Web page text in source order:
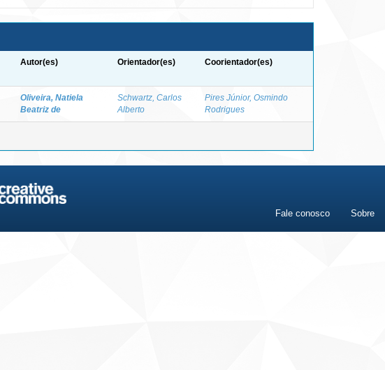
Autor(es) Orientador(es) Coorientador(es)
Oliveira, Natiela
Beatriz de
Schwartz, Carlos
Alberto
Pires Júnior, Osmindo
Rodrigues
Fale conosco Sobre